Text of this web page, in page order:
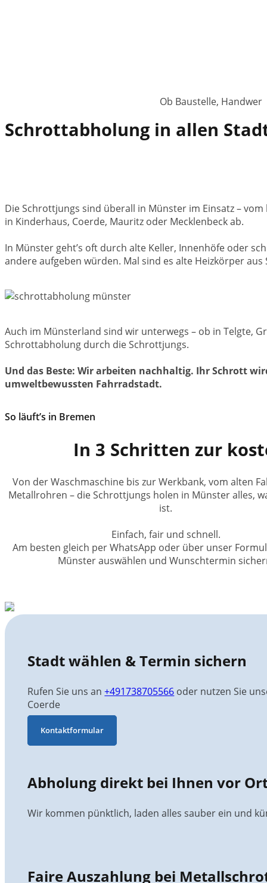
Ob Baustelle,
Schrottabholung in allen
Die Schrottjungs sind überall in Münster im Einsatz –
in Kinderhaus, Coerde, Mauritz oder Mecklenbeck ab.
In Münster geht’s oft durch alte Keller, Innenhöfe oder
andere aufgeben würden. Mal sind es alte Heizkörper
Auch im Münsterland sind wir unterwegs – ob in Telgte,
Schrottabholung durch die Schrottjungs.
Und das Beste: Wir arbeiten nachhaltig. Ihr Schrott
umweltbewussten Fahrradstadt.
So läuft’s in Bremen
In 3 Schritten zur
Von der Waschmaschine bis zur Werkbank, vom alten
Metallrohren – die Schrottjungs holen in Münster alles,
ist.
Einfach, fair und schnell.
Am besten gleich per WhatsApp oder über unser
Münster auswählen und Wunschtermin
Stadt wählen & Termin sichern
Rufen Sie uns an+491738705566 oder nutzen Sie
Coerde
Kontaktformular
Abholung direkt bei Ihnen vor
Wir kommen pünktlich, laden alles sauber ein und
Faire Auszahlung bei